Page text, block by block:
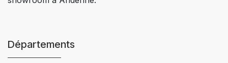
Départements